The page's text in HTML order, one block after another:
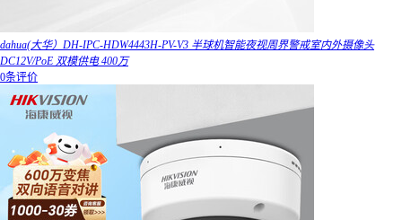
dahua(大华）DH-IPC-HDW4443H-PV-V3 半球机智能夜视周界警戒室内外摄像头
DC12V/PoE 双模供电 400万
0条评价